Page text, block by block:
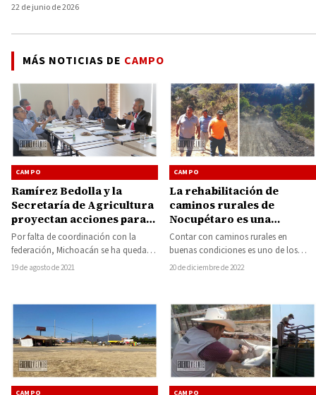
22 de junio de 2026
MÁS NOTICIAS DE CAMPO
CAMPO
Ramírez Bedolla y la
Secretaría de Agricultura
proyectan acciones para
reactivar al campo
Por falta de coordinación con la
federación, Michoacán se ha quedado
rezagado de las políticas públicas a
19 de agosto de 2021
CAMPO
La rehabilitación de
caminos rurales de
Nocupétaro es una
prioridad para nuestro
gobierno: Gonzalo Nares
Contar con caminos rurales en
buenas condiciones es uno de los
compromisos que tenemos en la
20 de diciembre de 2022
CAMPO CAMPO